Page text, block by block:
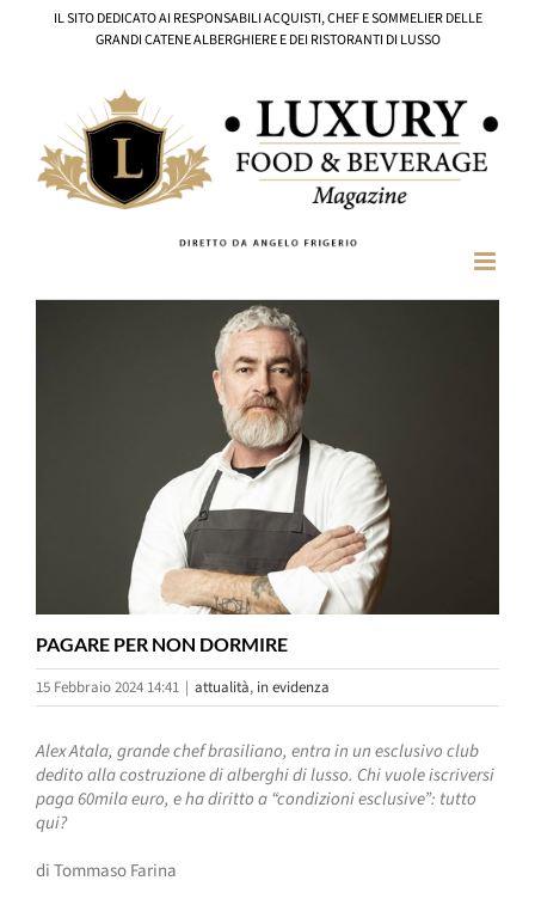
IL SITO DEDICATO AI RESPONSABILI ACQUISTI, CHEF E SOMMELIER DELLE
GRANDI CATENE ALBERGHIERE E DEI RISTORANTI DI LUSSO
PAGARE PER NON DORMIRE
15 Febbraio 2024 14:41 | attualità, in evidenza
Alex Atala, grande chef brasiliano, entra in un esclusivo club
dedito alla costruzione di alberghi di lusso. Chi vuole iscriversi
paga 60mila euro, e ha diritto a “condizioni esclusive”: tutto
qui?
di Tommaso Farina